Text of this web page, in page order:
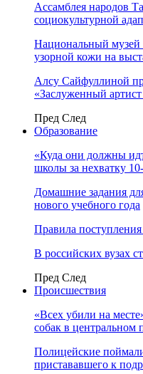
Ассамблея народов
социокультурной
Национальный музей
узорной кожи на
Алсу Сайфуллиной
«Заслуженный
Пред След
Образование
«Куда они должны
школы за нехватку
Домашние задания
нового учебного года
Правила
В российских вузах
Пред След
Происшествия
«Всех убили на
собак в центральном
Полицейские
пристававшего к